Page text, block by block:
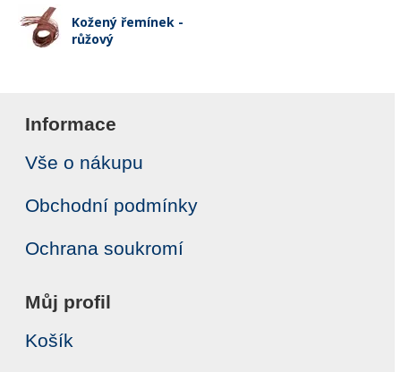
Kožený řemínek -
růžový
Informace
Vše o nákupu
Obchodní podmínky
Ochrana soukromí
Můj profil
Košík